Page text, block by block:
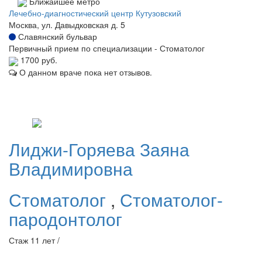
Лечебно-диагностический центр Кутузовский
Москва, ул. Давыдковская д. 5
Славянский бульвар
Первичный прием по специализации - Стоматолог
1700 руб.
О данном враче пока нет отзывов.
Лиджи-Горяева Заяна
Владимировна
Стоматолог , Стоматолог-
пародонтолог
Стаж 11 лет /